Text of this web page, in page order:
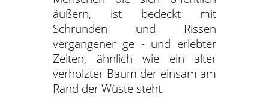
äußern, ist bedeckt mit
Schrunden und Rissen
vergangener ge - und erlebter
Zeiten, ähnlich wie ein alter
verholzter Baum der einsam am
Rand der Wüste steht.